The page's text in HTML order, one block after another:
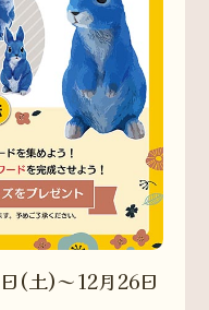
(土)～12月26日